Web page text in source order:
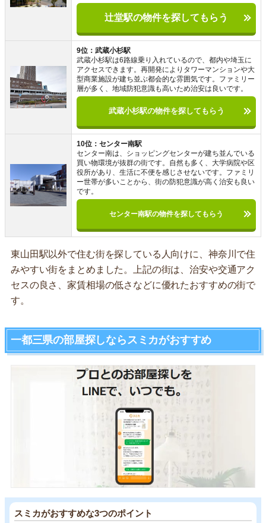
辻堂駅の物件を探してもらう
9位：武蔵小杉駅
武蔵小杉駅は6路線乗り入れているので、都内や埼玉に
アクセスできます。再開発によりタワーマンションや大
型商業施設が建ち並ぶ都会的な雰囲気です。ファミリー
層が多く、地域防犯意識も高いため治安は良いです。
武蔵小杉駅の物件を探してもらう
10位：センター南駅
センター南は、ショッピングセンターが建ち並んでいる
買い物環境が抜群の街です。自然も多く、大学病院や区
役所があり、生活に不便を感じさせないです。ファミリ
ー世帯が多いことから、街の防犯意識が高く治安も良い
です。
センター南駅の物件を探してもらう
東山田駅以外で住む街を探している人向けに、神奈川で住
みやすい街をまとめました。上記の街は、治安や交通アク
セスの良さ、家賃相場の低さなどに優れたおすすめの街で
す。
一都三県の部屋探しならスミカがおすすめ
スミカがおすすめな3つのポイント